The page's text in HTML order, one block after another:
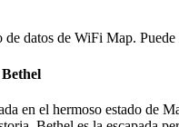
datos de WiFi Map.
en el hermoso estado de